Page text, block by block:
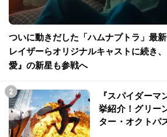
ついに動きだした「ハムナプトラ」最
レイザーらオリジナルキャストに続き
愛』の新星も参戦へ
『スパイダー
挙紹介！グリー
ター・オクトパ